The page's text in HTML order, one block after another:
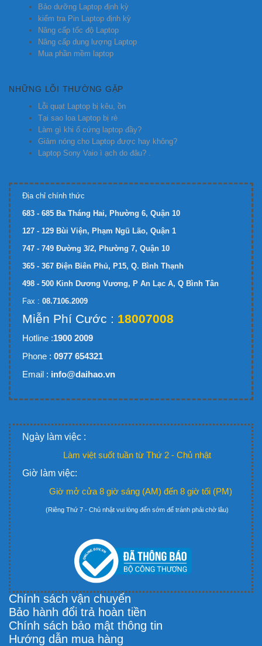
Bảo dưỡng Laptop định kỳ
kiểm tra Pin Laptop định kỳ
Nâng cấp tốc độ Laptop
Nâng cấp dung lượng Laptop
Mua phần mềm laptop
NHỮNG LỖI THƯỜNG GẶP
Lỗi quạt Laptop bị kêu, ồn
Tại sao loa Laptop bị rè
Làm gì khi ổ cứng laptop đầy?
Giảm nóng cho Laptop được hay không?
Laptop Sony Vaio ì ạch do đâu? .
Địa chỉ chính thức
683 - 685 Ba Tháng Hai, Phường 6, Quận 10
127 - 129 Bùi Viện, Phạm Ngũ Lão, Quận 1
747 - 749 Đường 3/2, Phường 7, Quận 10
365 - 367 Điện Biên Phủ, P15, Q. Bình Thạnh
498 - 500 Kinh Dương Vương, P An Lạc A, Q Bình Tân
Fax : 08.7106.2009
Miễn Phí Cước : 18007008
Hotline :1900 2009
Phone : 0977 654321
Email : info@daihao.vn
Ngày làm việc :
Làm việt suốt tuần từ Thứ 2 - Chủ nhật
Giờ làm việc:
Giờ mở cửa 8 giờ sáng (AM) đến 8 giờ tối (PM)
(Riêng Thứ 7 - Chủ nhật vui lòng đến sớm để tránh phải chờ lâu)
Chính sách vận chuyển
Bảo hành đổi trả hoàn tiền
Chính sách bảo mật thông tin
Hướng dẫn mua hàng